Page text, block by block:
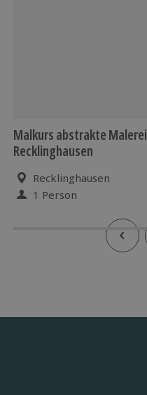
Malkurs abstrakte Malerei
Recklinghausen
Recklinghausen
1 Person